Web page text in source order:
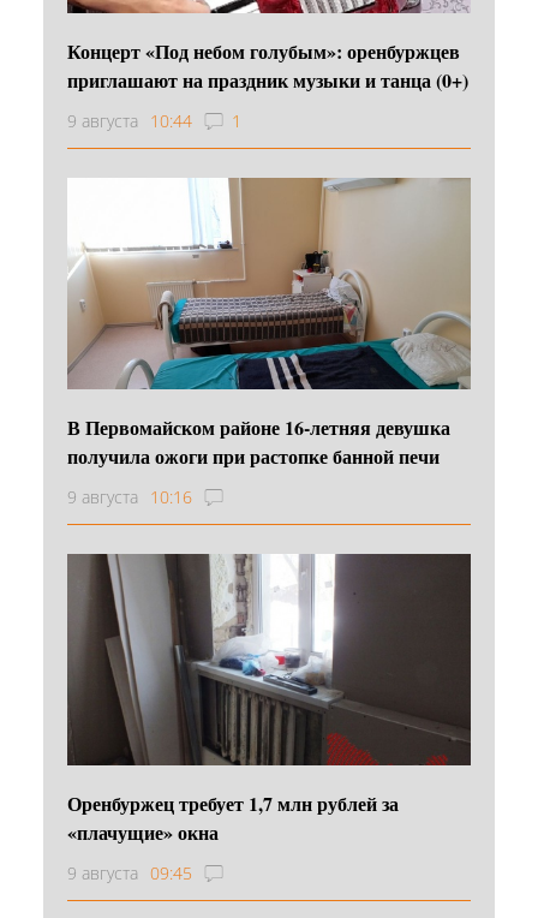
Концерт «Под небом голубым»: оренбуржцев
приглашают на праздник музыки и танца (0+)
9 августа 10:44 1
В Первомайском районе 16‑летняя девушка
получила ожоги при растопке банной печи
9 августа 10:16
Оренбуржец требует 1,7 млн рублей за
«плачущие» окна
9 августа 09:45